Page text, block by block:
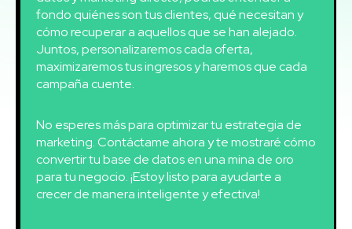
fondo quiénes son tus clientes, qué necesitan y
cómo recuperar a aquellos que se han alejado.
Juntos, personalizaremos cada oferta,
maximizaremos tus ingresos y haremos que cada
campaña cuente.
No esperes más para optimizar tu estrategia de
marketing. Contáctame ahora y te mostraré cómo
convertir tu base de datos en una mina de oro
para tu negocio. ¡Estoy listo para ayudarte a
crecer de manera inteligente y efectiva!